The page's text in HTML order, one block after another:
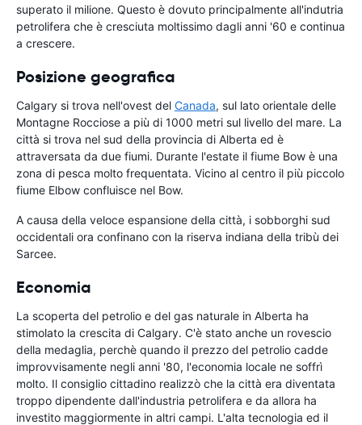
superato il milione. Questo è dovuto principalmente all'indutria
petrolifera che è cresciuta moltissimo dagli anni '60 e continua
a crescere.
Posizione geografica
Calgary si trova nell'ovest del Canada, sul lato orientale delle
Montagne Rocciose a più di 1000 metri sul livello del mare. La
città si trova nel sud della provincia di Alberta ed è
attraversata da due fiumi. Durante l'estate il fiume Bow è una
zona di pesca molto frequentata. Vicino al centro il più piccolo
fiume Elbow confluisce nel Bow.
A causa della veloce espansione della città, i sobborghi sud
occidentali ora confinano con la riserva indiana della tribù dei
Sarcee.
Economia
La scoperta del petrolio e del gas naturale in Alberta ha
stimolato la crescita di Calgary. C'è stato anche un rovescio
della medaglia, perchè quando il prezzo del petrolio cadde
improvvisamente negli anni '80, l'economia locale ne soffrì
molto. Il consiglio cittadino realizzò che la città era diventata
troppo dipendente dall'industria petrolifera e da allora ha
investito maggiormente in altri campi. L'alta tecnologia ed il